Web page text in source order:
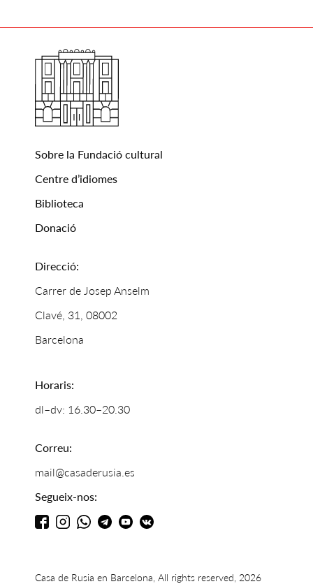
Sobre la Fundació cultural
Centre d’idiomes
Biblioteca
Donació
Direcció:
Carrer de Josep Anselm
Clavé, 31, 08002
Barcelona
Horaris:
dl–dv: 16.30–20.30
Correu:
mail@casaderusia.es
Segueix-nos:
Casa de Rusia en Barcelona, All rights reserved, 2026